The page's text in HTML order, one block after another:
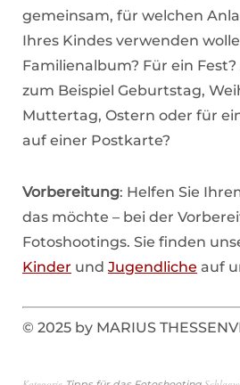
gemeinsam, für welchen
Ihres Kindes verwenden
Familienalbum? Für ein Fest?
zum Beispiel Geburtstag,
Muttertag, Ostern oder für
auf einer Postkarte?
Vorbereitung: Helfen Sie
das möchte – bei der
Fotoshootings. Sie finden
Kinder und Jugendliche auf
© 2025 by MARIUS